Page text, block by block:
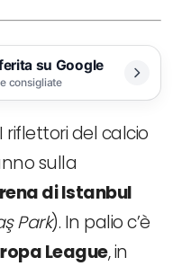
su Google
consigliate
riflettori del calcio
sulla
di Istanbul
Park). In palio c’è
League, in